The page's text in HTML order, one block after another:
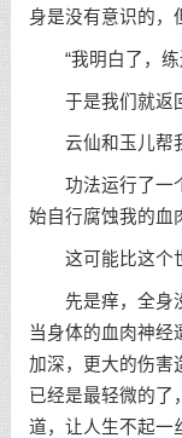
身是没有意识的，
“我明白了，练
于是我们就返回
云仙和玉儿帮我
功法运行了一个
始自行腐蚀我的血
这可能比这个世
先是痒，全身没
当身体的血肉神经
加深，更大的伤害
已经是最轻微的了
道，让人生不起一